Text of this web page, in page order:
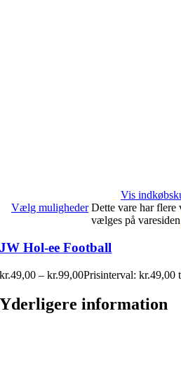
Vis
Vælg muligheder Dette vare har flere
vælges på varesiden
JW Hol-ee Football
kr.49,00 – kr.99,00Prisinterval: kr.49,00
Yderligere information